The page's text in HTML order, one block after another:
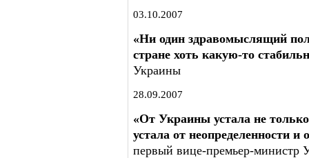
03.10.2007
«Ни один здравомыслящий
стране хоть какую-то
Украины
28.09.2007
«От Украины устала не
устала от неопределенности
первый вице-премьер-министр